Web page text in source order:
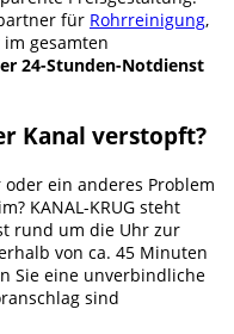
für Rohrreinigung,
im gesamten
24-Stunden-Notdienst
Kanal verstopft?
ein anderes Problem
KANAL-KRUG steht
rund um die Uhr zur
von ca. 45 Minuten
Sie eine unverbindliche
sind